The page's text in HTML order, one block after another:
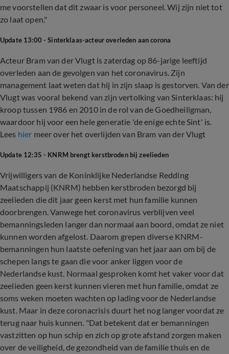
me voorstellen dat dit zwaar is voor personeel. Wij zijn niet tot
zo laat open."
Update 13:00 - Sinterklaas-acteur overleden aan corona
Acteur Bram van der Vlugt is zaterdag op 86-jarige leeftijd
overleden aan de gevolgen van het coronavirus. Zijn
management laat weten dat hij in zijn slaap is gestorven. Van der
Vlugt was vooral bekend van zijn vertolking van Sinterklaas: hij
kroop tussen 1986 en 2010 in de rol van de Goedheiligman,
waardoor hij voor een hele generatie 'de enige echte Sint' is.
Lees hier meer over het overlijden van Bram van der Vlugt
Update 12:35 - KNRM brengt kerstbroden bij zeelieden
Vrijwilligers van de Koninklijke Nederlandse Redding
Maatschappij (KNRM) hebben kerstbroden bezorgd bij
zeelieden die dit jaar geen kerst met hun familie kunnen
doorbrengen. Vanwege het coronavirus verblijven veel
bemanningsleden langer dan normaal aan boord, omdat ze niet
kunnen worden afgelost. Daarom grepen diverse KNRM-
bemanningen hun laatste oefening van het jaar aan om bij de
schepen langs te gaan die voor anker liggen voor de
Nederlandse kust. Normaal gesproken komt het vaker voor dat
zeelieden geen kerst kunnen vieren met hun familie, omdat ze
soms weken moeten wachten op lading voor de Nederlandse
kust. Maar in deze coronacrisis duurt het nog langer voordat ze
terug naar huis kunnen. "Dat betekent dat er bemanningen
vastzitten op hun schip en zich op grote afstand zorgen maken
over de veiligheid, de gezondheid van de familie thuis en de